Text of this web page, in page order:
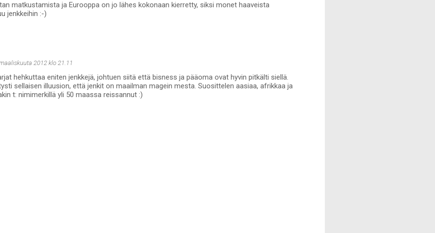
matkustamista ja Eurooppa on jo lähes kokonaan kierretty, siksi monet haaveista
jenkkeihin :-)
2012 klo 21.11
hehkuttaa eniten jenkkejä, johtuen siitä että bisness ja pääoma ovat hyvin pitkälti siellä.
sellaisen illuusion, että jenkit on maailman magein mesta. Suosittelen aasiaa, afrikkaa ja
t: nimimerkillä yli 50 maassa reissannut :)